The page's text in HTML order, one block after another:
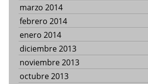
marzo 2014
febrero 2014
enero 2014
diciembre 2013
noviembre 2013
octubre 2013